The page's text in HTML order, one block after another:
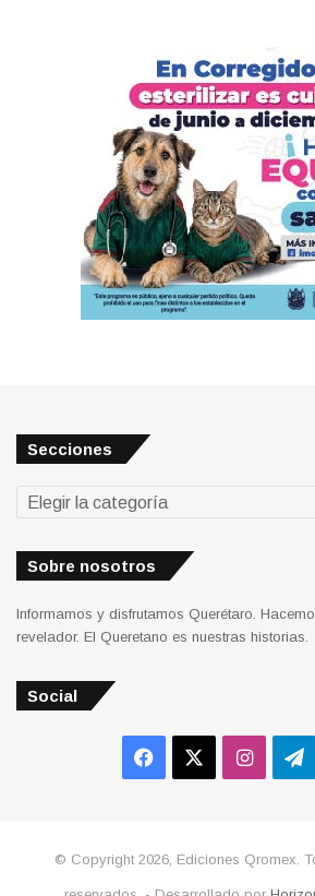
Secciones
Secciones
Sobre nosotros
Informamos y disfrutamos Querétaro.
revelador. El Queretano es nuestras historias.
Social
Facebook
© Copyright 2026, Ediciones Qromex.